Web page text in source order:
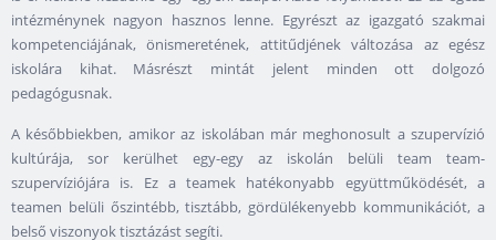
intézménynek nagyon hasznos lenne. Egyrészt az igazgató szakmai
kompetenciájának, önismeretének, attitűdjének változása az egész
iskolára kihat. Másrészt mintát jelent minden ott dolgozó
pedagógusnak.
A későbbiekben, amikor az iskolában már meghonosult a szupervízió
kultúrája, sor kerülhet egy-egy az iskolán belüli team team-
szupervíziójára is. Ez a teamek hatékonyabb együttműködését, a
teamen belüli őszintébb, tisztább, gördülékenyebb kommunikációt, a
belső viszonyok tisztázást segíti.